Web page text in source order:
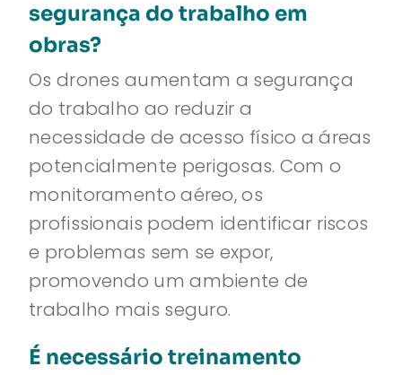
segurança do trabalho em
obras?
Os drones aumentam a segurança
do trabalho ao reduzir a
necessidade de acesso físico a áreas
potencialmente perigosas. Com o
monitoramento aéreo, os
profissionais podem identificar riscos
e problemas sem se expor,
promovendo um ambiente de
trabalho mais seguro.
É necessário treinamento